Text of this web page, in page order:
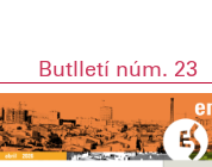
Butlletí núm. 23